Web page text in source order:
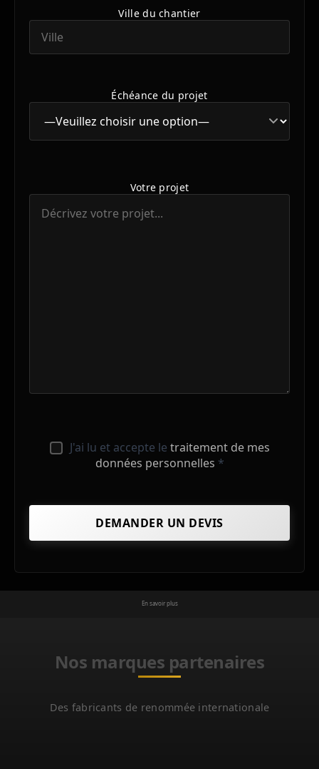
Ville du chantier
Échéance du projet
Votre projet
J'ai lu et accepte le traitement de mes
données personnelles *
En savoir plus
Nos marques partenaires
Des fabricants de renommée internationale